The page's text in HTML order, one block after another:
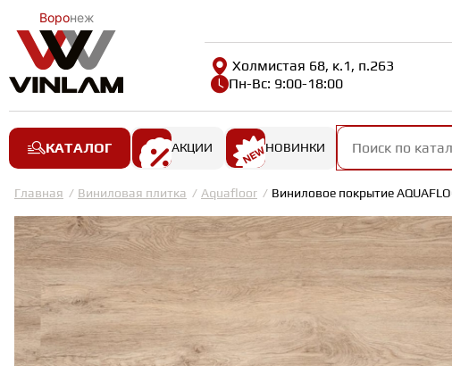
Воронеж
Холмистая 68, к.1, п.263
Пн-Вс: 9:00-18:00
КАТАЛОГ АКЦИИ НОВИНКИ
Главная Виниловая плитка Aquafloor Виниловое покрытие